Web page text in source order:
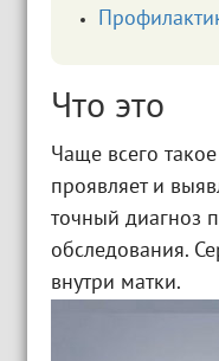
Что это
Чаще всего
проявляет и
точный диагноз
обследования.
внутри матки.